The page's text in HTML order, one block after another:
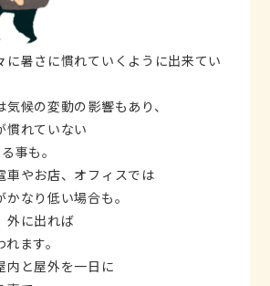
に暑さに慣れていくように出来てい
候の変動の影響もあり、
慣れていない
事も。
車やお店、オフィスでは
なり低い場合も。
外に出れば
ます。
内と屋外を一日に